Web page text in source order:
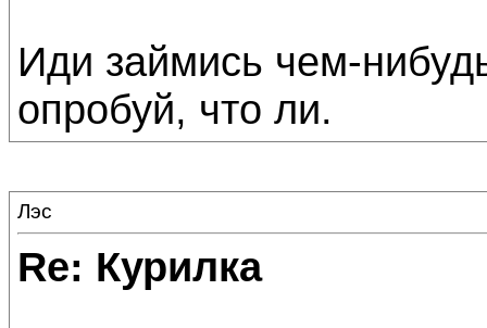
Иди займись чем-
опробуй, что ли.
Лэс
Re: Курилка